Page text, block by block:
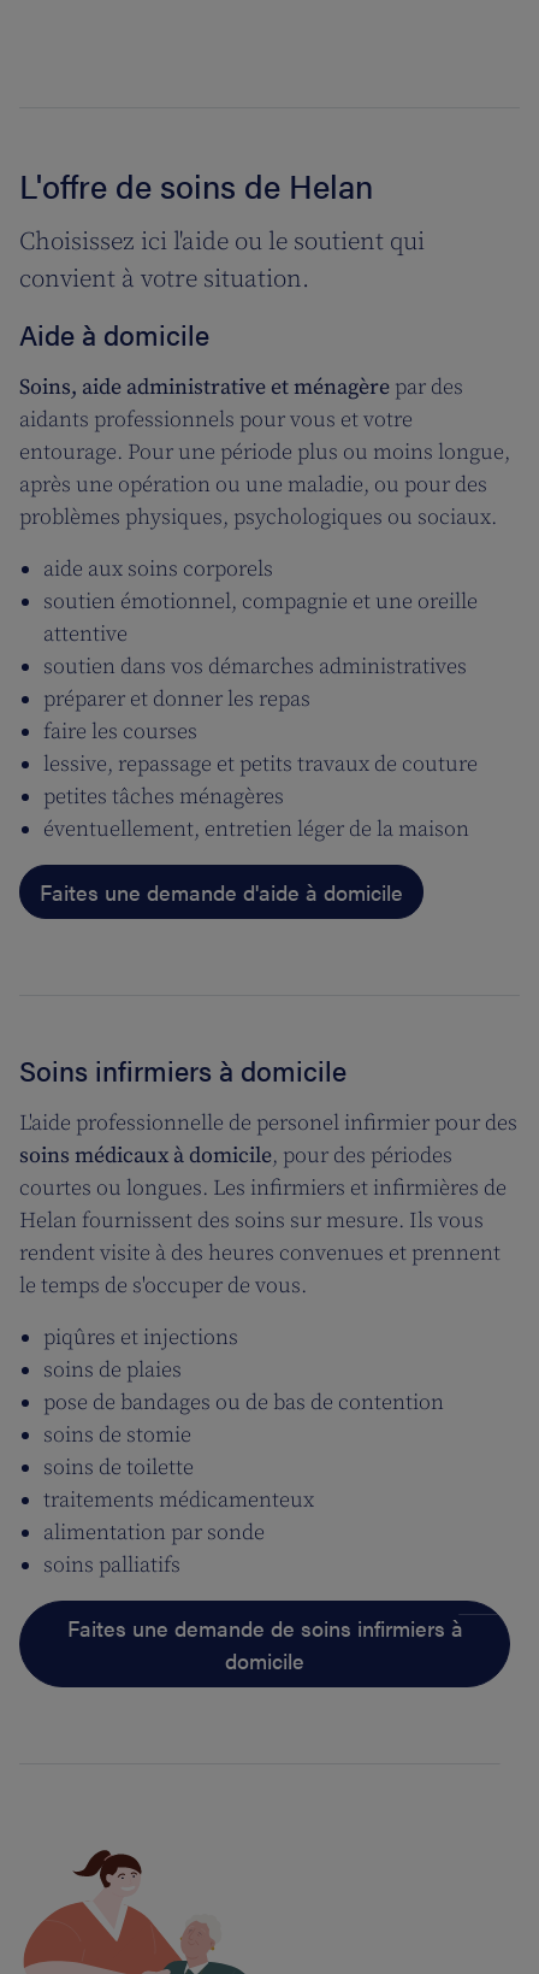
L'offre de soins de Helan
Choisissez ici l'aide ou le soutient qui
convient à votre situation.
Aide à domicile
Soins, aide administrative et ménagère par des
aidants professionnels pour vous et votre
entourage. Pour une période plus ou moins longue,
après une opération ou une maladie, ou pour des
problèmes physiques, psychologiques ou sociaux.
aide aux soins corporels
soutien émotionnel, compagnie et une oreille
attentive
soutien dans vos démarches administratives
préparer et donner les repas
faire les courses
lessive, repassage et petits travaux de couture
petites tâches ménagères
éventuellement, entretien léger de la maison
Faites une demande d'aide à domicile
Soins infirmiers à domicile
L'aide professionnelle de personel infirmier pour des
soins médicaux à domicile, pour des périodes
courtes ou longues. Les infirmiers et infirmières de
Helan fournissent des soins sur mesure. Ils vous
rendent visite à des heures convenues et prennent
le temps de s'occuper de vous.
piqûres et injections
soins de plaies
pose de bandages ou de bas de contention
soins de stomie
soins de toilette
traitements médicamenteux
alimentation par sonde
soins palliatifs
Faites une demande de soins infirmiers à
domicile